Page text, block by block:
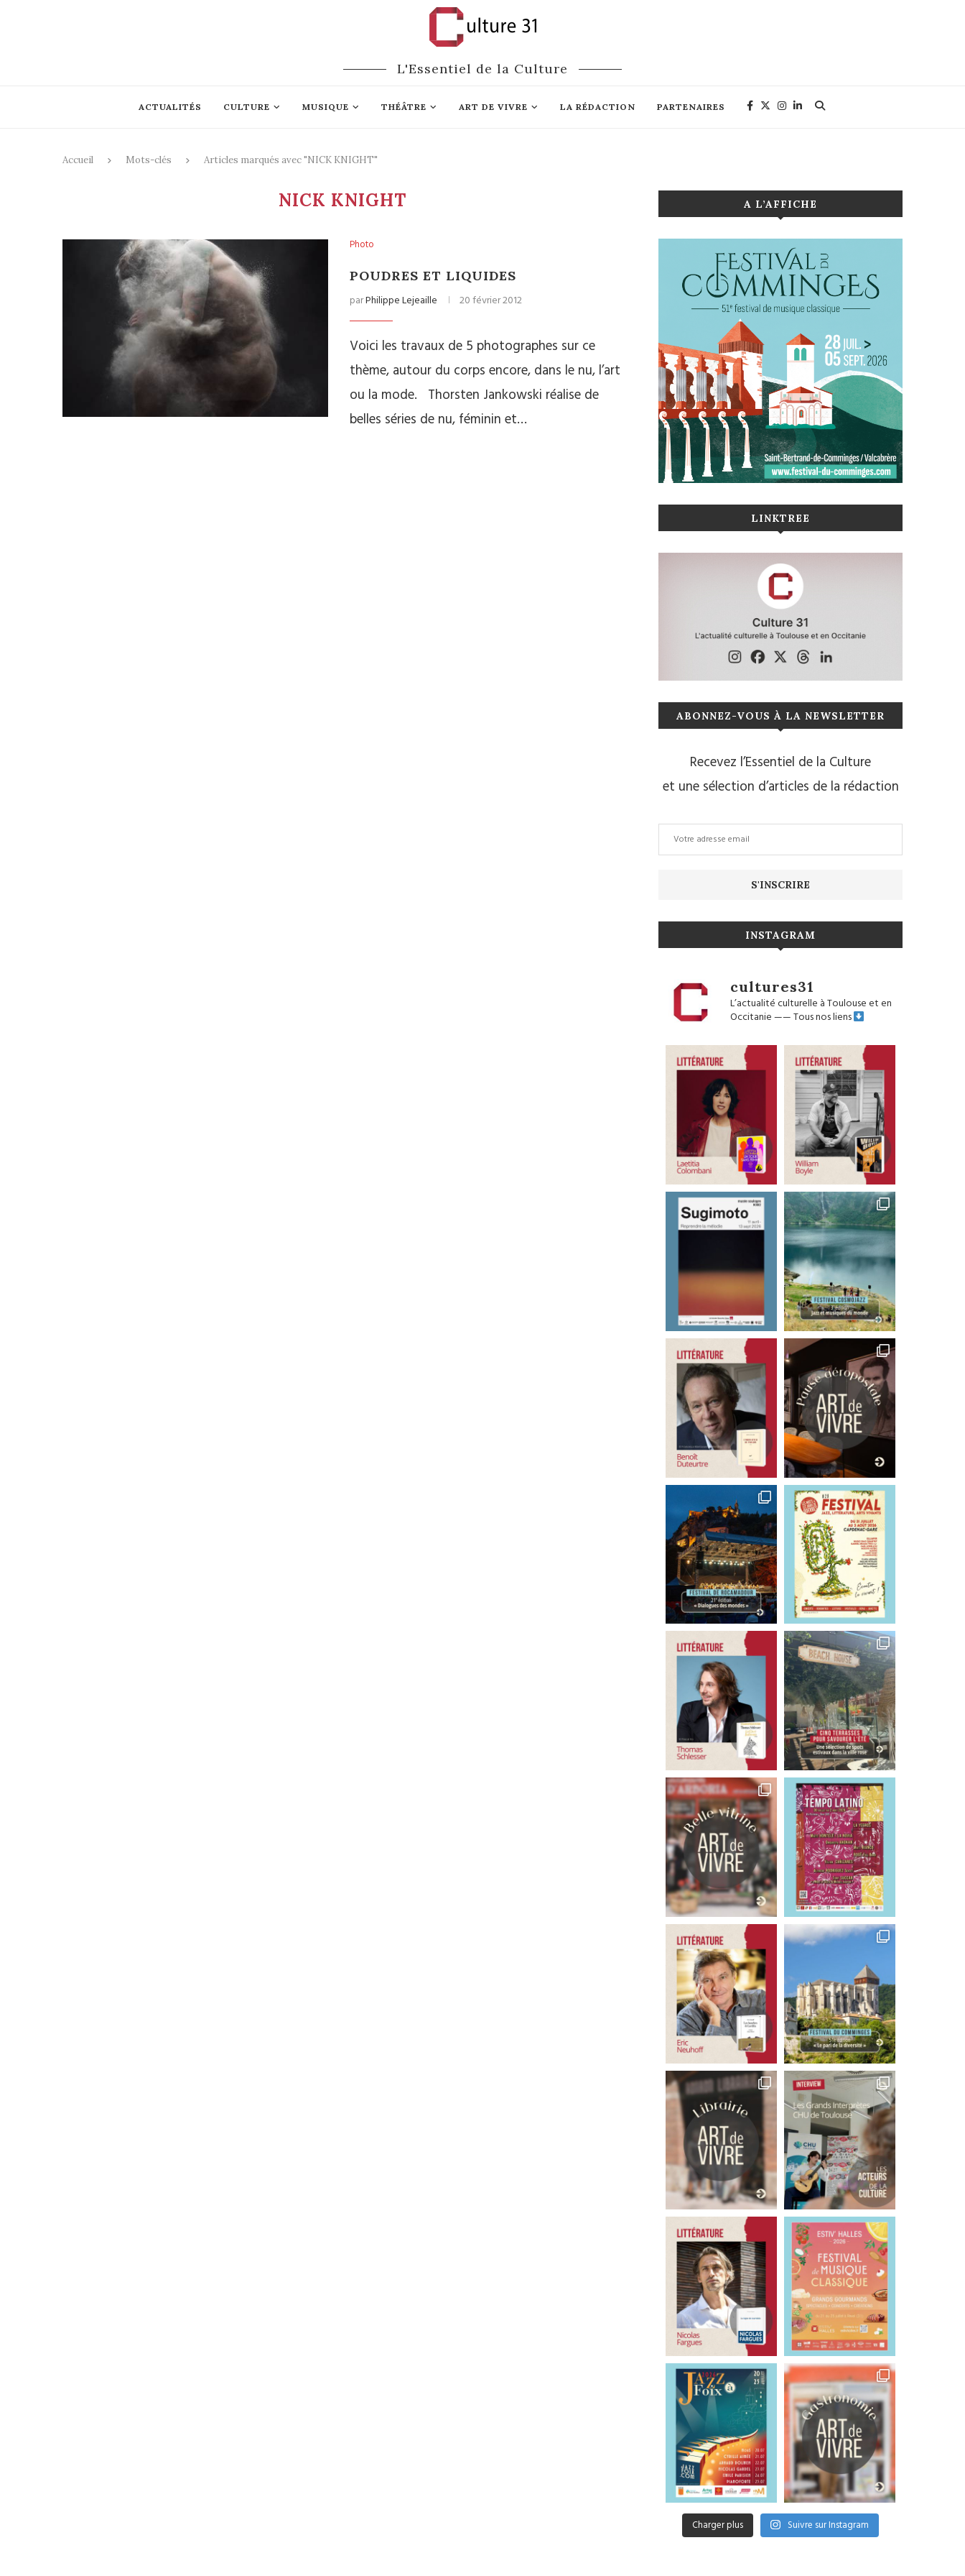
L'Essentiel de la Culture
ACTUALITÉS CULTURE MUSIQUE THÉÂTRE ART DE VIVRE LA RÉDACTION PARTENAIRES
Accueil Mots-clés Articles marqués avec "NICK KNIGHT"
NICK KNIGHT
Photo
POUDRES ET LIQUIDES
parPhilippe Lejeaille 20 février 2012
Voici les travaux de 5 photographes sur ce
thème, autour du corps encore, dans le nu, l’art
ou la mode. Thorsten Jankowski réalise de
belles séries de nu, féminin et…
A L’AFFICHE
LINKTREE
ABONNEZ-VOUS À LA NEWSLETTER
Recevez l’Essentiel de la Culture
et une sélection d’articles de la rédaction
INSTAGRAM
cultures31
L’actualité culturelle à Toulouse et en
Occitanie——Tous nos liens
Charger plus Suivre sur Instagram